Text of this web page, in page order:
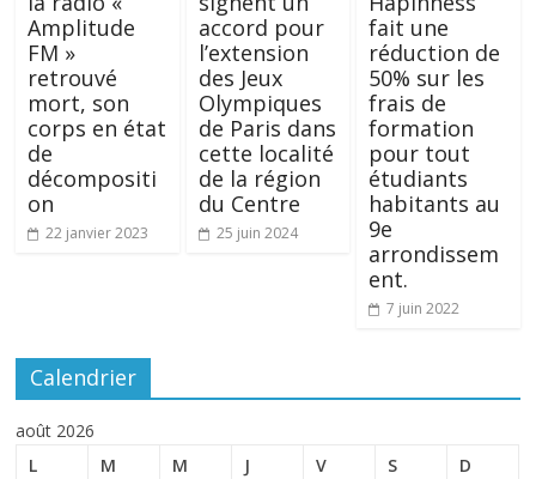
Amplitude
FM »
retrouvé
mort, son
corps en état
de
décompositi
on
22 janvier 2023
accord pour
l’extension
des Jeux
Olympiques
de Paris dans
cette localité
de la région
du Centre
25 juin 2024
fait une
réduction de
50% sur les
frais de
formation
pour tout
étudiants
habitants au
9e
arrondissem
ent.
7 juin 2022
Calendrier
août 2026
L
M M J V S D